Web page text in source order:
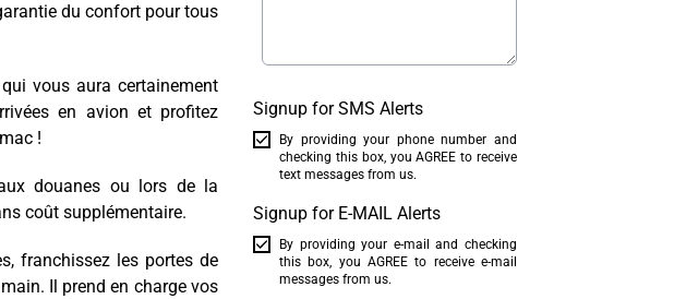
du confort pour tous
vous aura certainement
en avion et profitez
!
douanes ou lors de la
coût supplémentaire.
franchissez les portes de
Il prend en charge vos
Signup for SMS Alerts
By providing your phone number and
checking this box, you AGREE to receive
text messages from us.
Signup for E-MAIL Alerts
By providing your e-mail and checking
this box, you AGREE to receive e-mail
messages from us.